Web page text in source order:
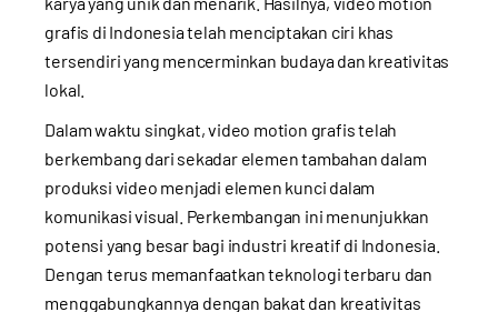
grafis di Indonesia telah menciptakan ciri khas
tersendiri yang mencerminkan budaya dan kreativitas
lokal.
Dalam waktu singkat, video motion grafis telah
berkembang dari sekadar elemen tambahan dalam
produksi video menjadi elemen kunci dalam
komunikasi visual. Perkembangan ini menunjukkan
potensi yang besar bagi industri kreatif di Indonesia.
Dengan terus memanfaatkan teknologi terbaru dan
menggabungkannya dengan bakat dan kreativitas